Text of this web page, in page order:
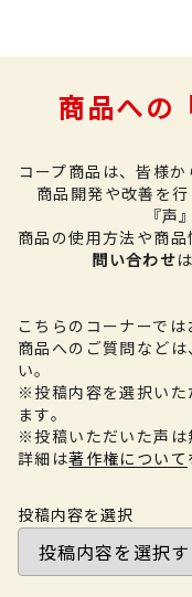
商品への
コープ商品は、皆様
商品開発や改善を行
『声
商品の使用方法や商
問い合わせは
こちらのコーナーでは
商品へのご質問などは
い。
※投稿内容を選択いた
ます。
※投稿いただいた声は
詳細は著作権について
投稿内容を選択